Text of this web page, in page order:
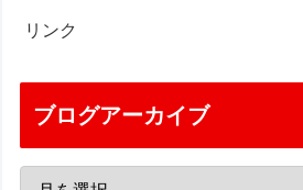
リンク
ブログアーカイブ